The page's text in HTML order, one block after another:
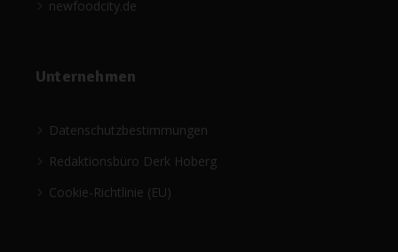
newfoodcity.de
Unternehmen
Datenschutzbestimmungen
Redaktionsbüro Derk Hoberg
Cookie-Richtlinie (EU)